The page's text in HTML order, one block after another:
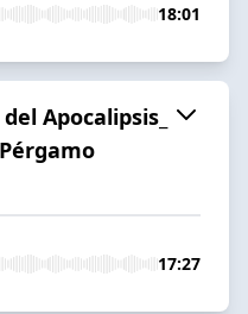
18:01
Apocalipsis_
17:27